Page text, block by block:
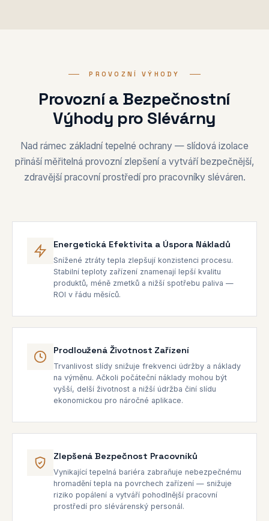
PROVOZNÍ VÝHODY
Provozní a Bezpečnostní
Výhody pro Slévárny
Nad rámec základní tepelné ochrany — slídová izolace
přináší měřitelná provozní zlepšení a vytváří bezpečnější,
zdravější pracovní prostředí pro pracovníky sléváren.
Energetická Efektivita a Úspora Nákladů
Snížené ztráty tepla zlepšují konzistenci procesu.
Stabilní teploty zařízení znamenají lepší kvalitu
produktů, méně zmetků a nižší spotřebu paliva —
ROI v řádu měsíců.
Prodloužená Životnost Zařízení
Trvanlivost slídy snižuje frekvenci údržby a náklady
na výměnu. Ačkoli počáteční náklady mohou být
vyšší, delší životnost a nižší údržba činí slídu
ekonomickou pro náročné aplikace.
Zlepšená Bezpečnost Pracovníků
Vynikající tepelná bariéra zabraňuje nebezpečnému
hromadění tepla na povrchech zařízení — snižuje
riziko popálení a vytváří pohodlnější pracovní
prostředí pro slévárenský personál.